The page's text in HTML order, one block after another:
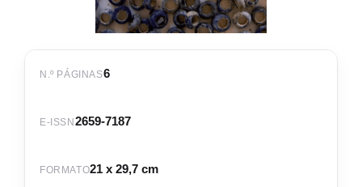
N.º PÁGINAS6
E-ISSN 2659-7187
FORMATO21 x 29,7 cm